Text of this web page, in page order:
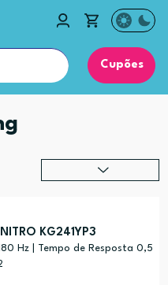
Cupões
Preço (mais baixo)
KG241YP3
Hz | Tempo de Resposta 0,5